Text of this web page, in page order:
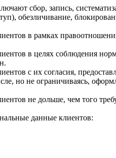
сбор, запись,
обезличивание,
в рамках
в целях соблюдения
с их согласия,
но не ограничиваясь,
не дольше, чем того
данные клиентов: